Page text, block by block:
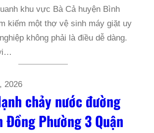
khu vực Bà Cả huyện Bình
kiếm một thợ vệ sinh máy giặt uy
không phải là điều dễ dàng.
2026
chảy nước đường
Đồng Phường 3 Quận